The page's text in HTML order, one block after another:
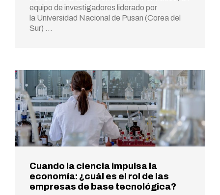
equipo de investigadores liderado por
la Universidad Nacional de Pusan (Corea del
Sur) …
Cuando la ciencia impulsa la
economía: ¿cuál es el rol de las
empresas de base tecnológica?